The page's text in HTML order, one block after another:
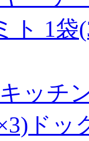
ト 1袋
ッチ
ドッ